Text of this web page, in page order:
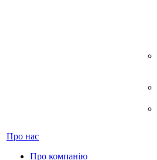
Про нас
Про компанію